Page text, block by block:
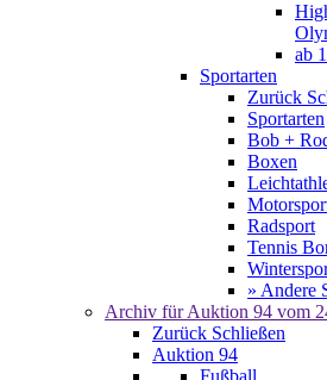
ab
Sportarten
Zurück
Sportarten
Bob +
Boxen
Radsport
Tennis
» Andere
Archiv für Auktion 94 vom
Zurück Schließen
Auktion 94
Fußball